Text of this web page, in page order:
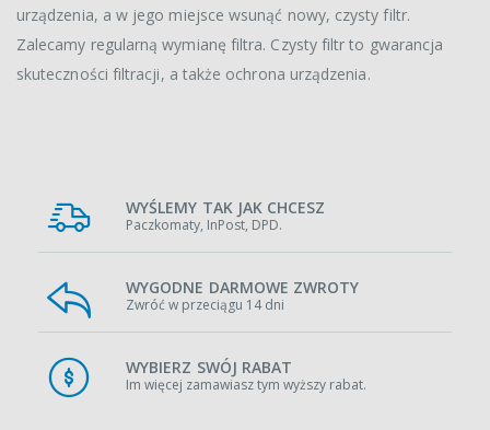
urządzenia, a w jego miejsce wsunąć nowy, czysty filtr.
Zalecamy regularną wymianę filtra. Czysty filtr to gwarancja
skuteczności filtracji, a także ochrona urządzenia.
WYŚLEMY TAK JAK CHCESZ
Paczkomaty, InPost, DPD.
WYGODNE DARMOWE ZWROTY
Zwróć w przeciągu 14 dni
WYBIERZ SWÓJ RABAT
Im więcej zamawiasz tym wyższy rabat.